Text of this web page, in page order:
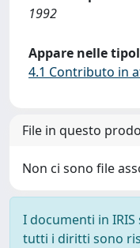
1992
Appare nelle
4.1 Contributo in
File in questo
Non ci sono file
I documenti in
tutti i diritti sono